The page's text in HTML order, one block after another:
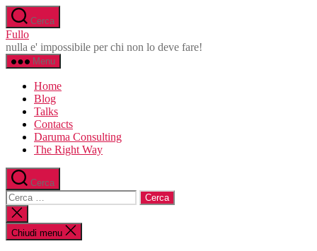
Salta
al
contenuto
Cerca
Fullo
nulla e' impossibile per chi non lo deve fare!
Menu
Home
Blog
Talks
Contacts
Daruma Consulting
The Right Way
Cerca
Cerca:
Chiudi
la
ricerca
Chiudi menu